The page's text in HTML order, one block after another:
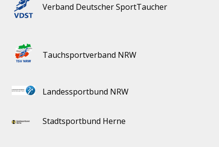
Verband Deutscher SportTaucher
Tauchsportverband NRW
Landessportbund NRW
Stadtsportbund Herne